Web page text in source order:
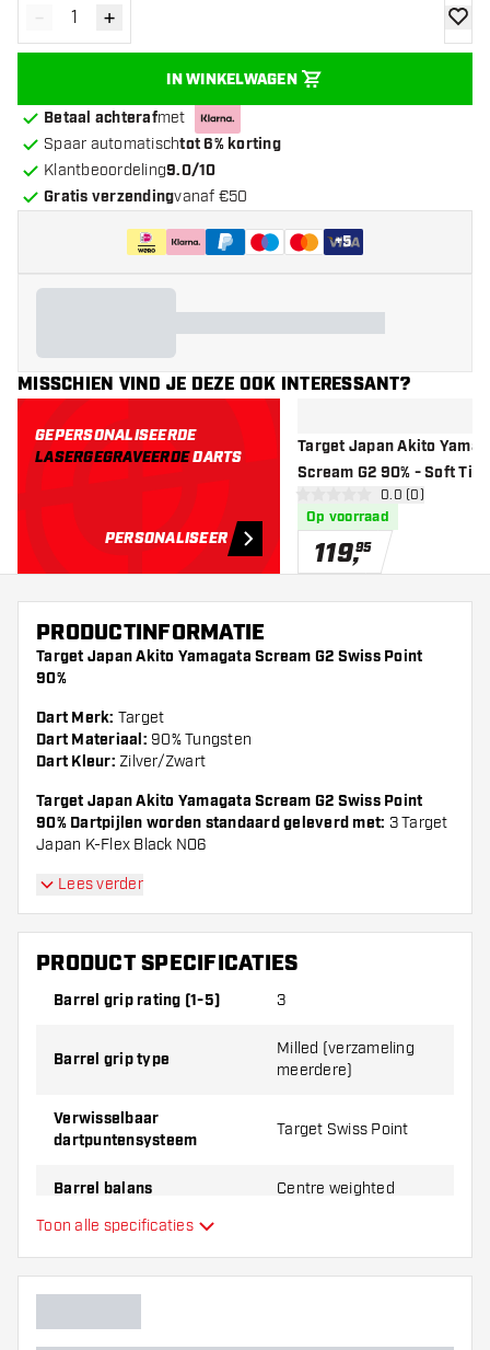
Verminder hoeveelheid
- Verhoog hoeveelheid
+
IN WINKELWAGEN
Betaal achterafmet
Spaar automatischtot 6% korting
Klantbeoordeling9.0/10
Gratis verzendingvanaf €50
+5
MISSCHIEN VIND JE DEZE OOK INTERESSANT?
GEPERSONALISEERDE
LASERGEGRAVEERDEDARTS
PERSONALISEER
Target Japan Akito
Scream G2 90% - Soft Tip
open reviews
0 score sterren0.0 (0)
Op voorraad
119,95
PRODUCTINFORMATIE
Target Japan Akito Yamagata Scream G2 Swiss Point
90%
Dart Merk: Target
Dart Materiaal: 90% Tungsten
Dart Kleur: Zilver/Zwart
Target Japan Akito Yamagata Scream G2 Swiss Point
90% Dartpijlen worden standaard geleverd met: 3 Target
Japan K-Flex Black NO6
Lees verder
PRODUCT SPECIFICATIES
Barrel grip rating (1-5) 3
Barrel grip type
Milled (verzameling
meerdere)
Verwisselbaar
dartpuntensysteem
Target Swiss Point
Barrel balans Centre weighted
Materiaal dartpijlen
Dart speler
Toon alle specificaties